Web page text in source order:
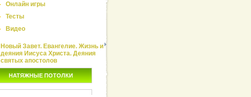
Онлайн игры
Тесты
Видео
Новый Завет. Евангелие. Жизнь и
деяния Иисуса Христа. Деяния
святых апостолов
НАТЯЖНЫЕ ПОТОЛКИ